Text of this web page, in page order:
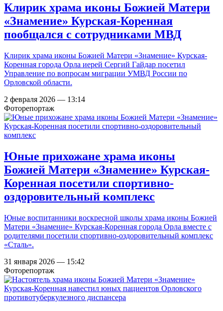
Клирик храма иконы Божией Матери
«Знамение» Курская-Коренная
пообщался с сотрудниками МВД
Клирик храма иконы Божией Матери «Знамение» Курская-
Коренная города Орла иерей Сергий Гайдар посетил
Управление по вопросам миграции УМВД России по
Орловской области.
2 февраля 2026 — 13:14
Фоторепортаж
Юные прихожане храма иконы
Божией Матери «Знамение» Курская-
Коренная посетили спортивно-
оздоровительный комплекс
Юные воспитанники воскресной школы храма иконы Божией
Матери «Знамение» Курская-Коренная города Орла вместе с
родителями посетили спортивно-оздоровительный комплекс
«Сталь».
31 января 2026 — 15:42
Фоторепортаж